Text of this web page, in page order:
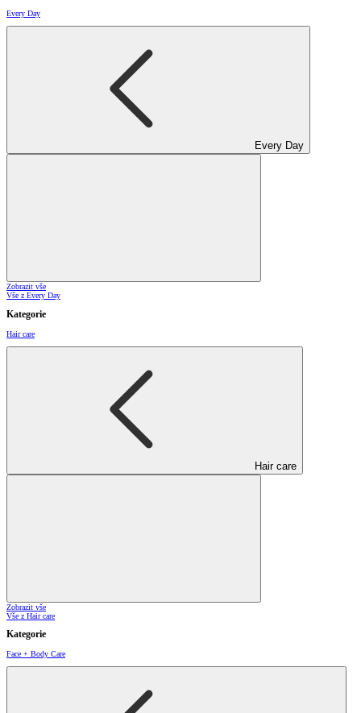
Every Day
Every Day
Zobrazit vše
Vše z Every Day
Kategorie
Hair care
Hair care
Zobrazit vše
Vše z Hair care
Kategorie
Face + Body Care